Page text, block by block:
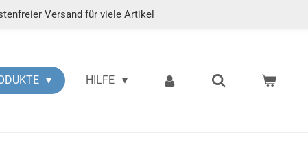
Versand für viele Artikel
HILFE